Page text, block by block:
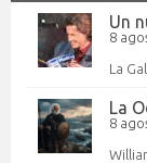
Un
8
La
La
8